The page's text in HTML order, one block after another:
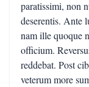
paratissimi, non
deserentis. Ante
nam ille quoque
officium.
reddebat. Post
veterum more